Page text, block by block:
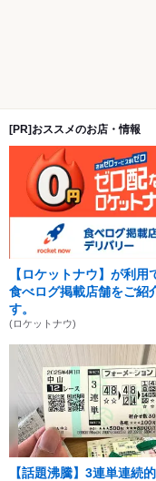
[PR]おススメのお店・情報
【ロケットナウ】が利用
食べログ掲載店舗をご紹
す。
(ロケットナウ)
【話題沸騰】3連単連続